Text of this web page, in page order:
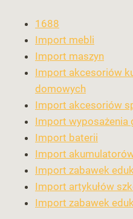
1688
Import mebli
Import maszyn
Import akcesoriów
domowych
Import akcesoriów
Import wyposażenia
Import baterii
Import
Import zabawek
Import artykułów
Import zabawek